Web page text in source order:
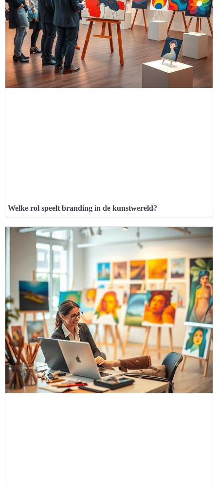
Welke rol speelt branding in de kunstwereld?